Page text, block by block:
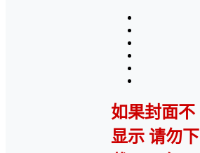
如果封面不
显示 请勿下